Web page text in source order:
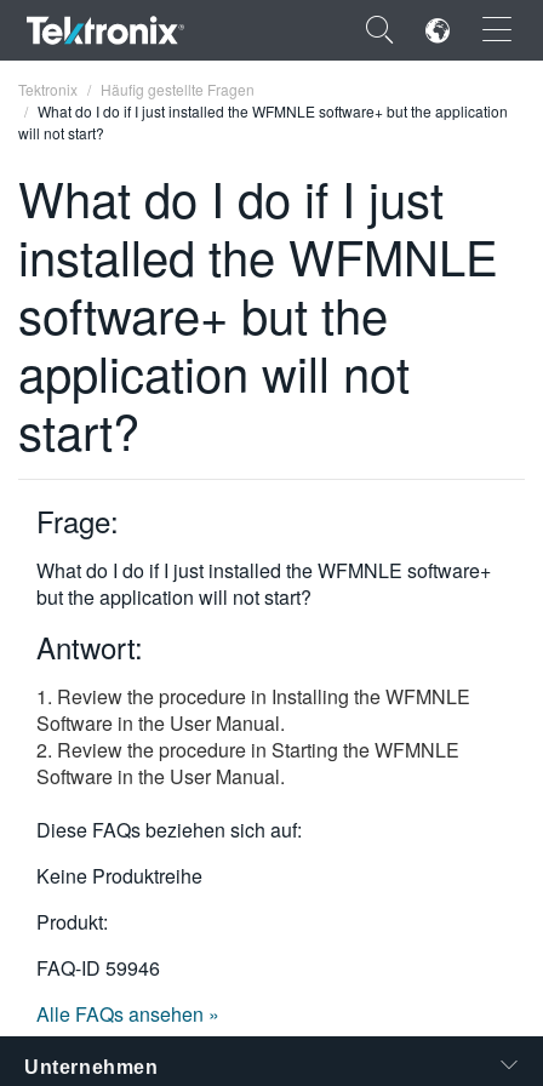
×
ENGLISH
FRANÇAIS
DEUTSCH
VIỆT NAM
简体中文
한국어
繁體中文
Tektronix
Häufig gestellte Fragen
What do I do if I just installed the WFMNLE software+ but the application
will not start?
What do I do if I just
installed the WFMNLE
software+ but the
application will not
start?
Frage:
What do I do if I just installed the WFMNLE software+
but the application will not start?
Antwort:
1. Review the procedure in Installing the WFMNLE
Software in the User Manual.
2. Review the procedure in Starting the WFMNLE
Software in the User Manual.
Diese FAQs beziehen sich auf:
Keine Produktreihe
Produkt:
FAQ-ID 59946
Alle FAQs ansehen »
Unternehmen